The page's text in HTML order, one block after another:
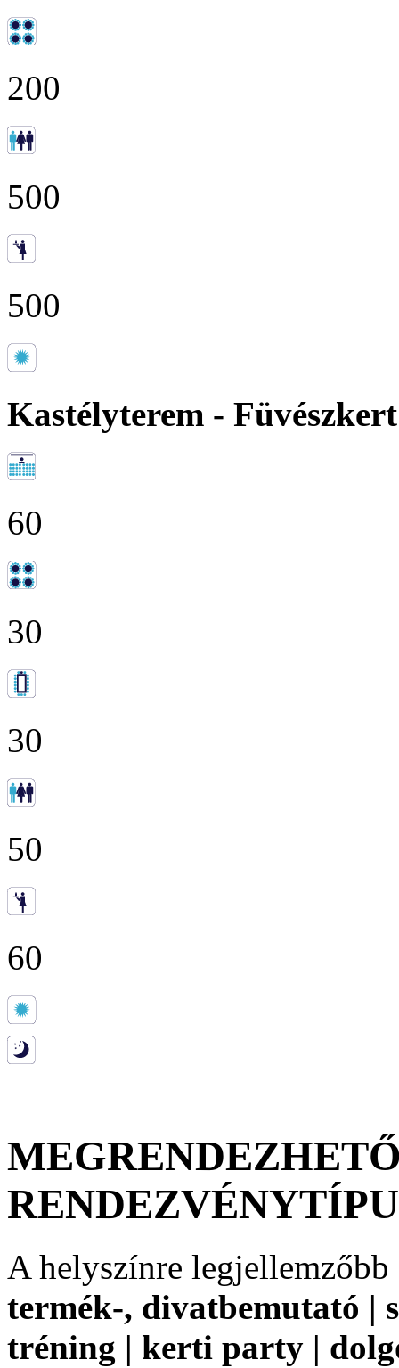
200
500
500
Kastélyterem - Füvészkert
60
30
30
50
60
A helyszínre
termék-, divatbemutató |
tréning | kerti party |